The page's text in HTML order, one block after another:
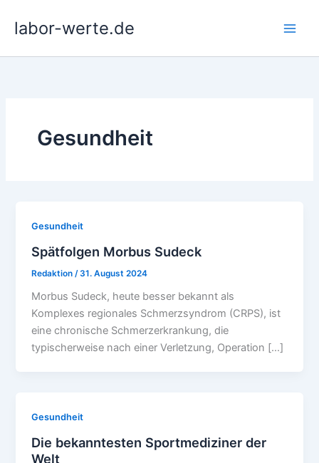
Inhaltlabor-werte.de
Gesundheit
Gesundheit
Spätfolgen Morbus Sudeck
Redaktion /31. August 2024
Morbus Sudeck, heute besser bekannt als
Komplexes regionales Schmerzsyndrom (CRPS), ist
eine chronische Schmerzerkrankung, die
typischerweise nach einer Verletzung, Operation […]
Gesundheit
Die bekanntesten Sportmediziner der
Welt